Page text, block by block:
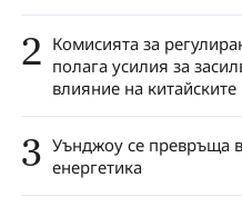
2 Комисията за
полага усилия за
влияние на
3 Уънджоу се превръща
енергетика